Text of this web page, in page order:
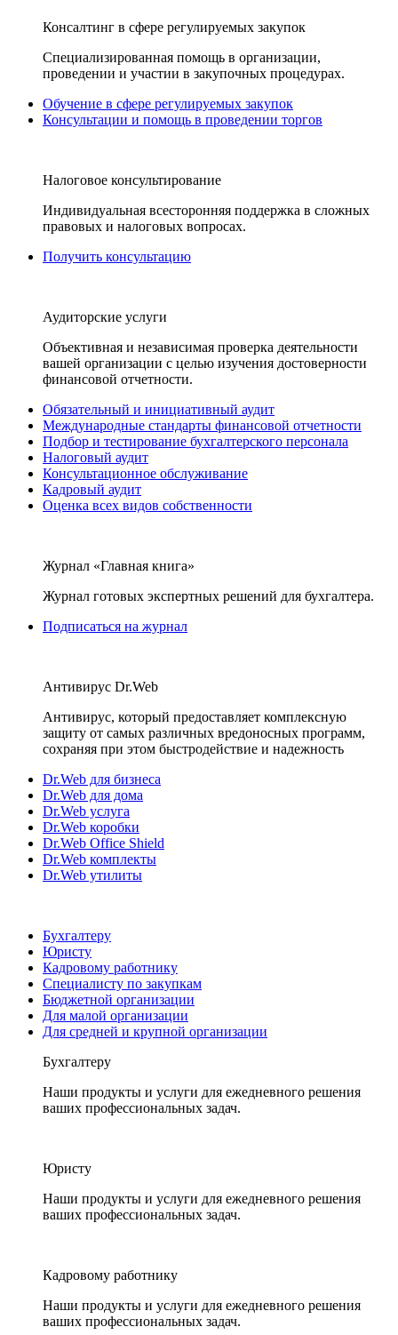
Консалтинг в сфере регулируемых закупок
Специализированная помощь в организации,
проведении и участии в закупочных процедурах.
Обучение в сфере регулируемых закупок
Консультации и помощь в проведении торгов
Налоговое консультирование
Индивидуальная всесторонняя поддержка в сложных
правовых и налоговых вопросах.
Получить консультацию
Аудиторские услуги
Объективная и независимая проверка деятельности
вашей организации с целью изучения достоверности
финансовой отчетности.
Обязательный и инициативный аудит
Международные стандарты финансовой отчетности
Подбор и тестирование бухгалтерского персонала
Налоговый аудит
Консультационное обслуживание
Кадровый аудит
Оценка всех видов собственности
Журнал «Главная книга»
Журнал готовых экспертных решений для бухгалтера.
Подписаться на журнал
Антивирус Dr.Web
Антивирус, который предоставляет комплексную
защиту от самых различных вредоносных программ,
сохраняя при этом быстродействие и надежность
Dr.Web для бизнеса
Dr.Web для дома
Dr.Web услуга
Dr.Web коробки
Dr.Web Office Shield
Dr.Web комплекты
Dr.Web утилиты
Бухгалтеру
Юристу
Кадровому работнику
Специалисту по закупкам
Бюджетной организации
Для малой организации
Для средней и крупной организации
Бухгалтеру
Наши продукты и услуги для ежедневного решения
ваших профессиональных задач.
Юристу
Наши продукты и услуги для ежедневного решения
ваших профессиональных задач.
Кадровому работнику
Наши продукты и услуги для ежедневного решения
ваших профессиональных задач.